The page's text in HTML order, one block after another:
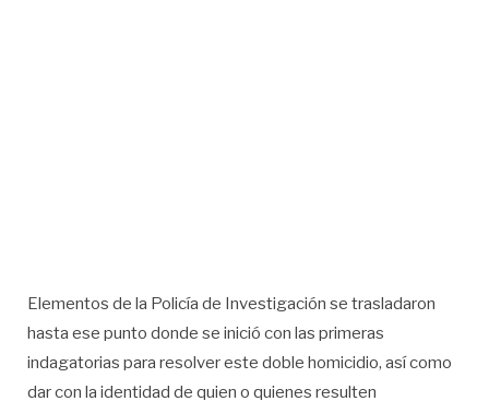
Elementos de la Policía de Investigación se trasladaron
hasta ese punto donde se inició con las primeras
indagatorias para resolver este doble homicidio, así como
dar con la identidad de quien o quienes resulten